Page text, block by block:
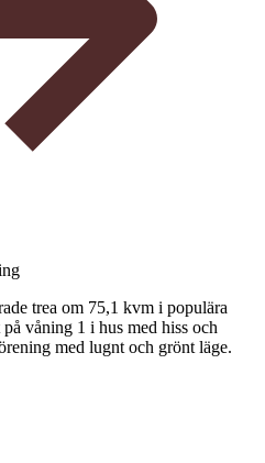
trea om 75,1 kvm i populära
våning 1 i hus med hiss och
med lugnt och grönt läge.